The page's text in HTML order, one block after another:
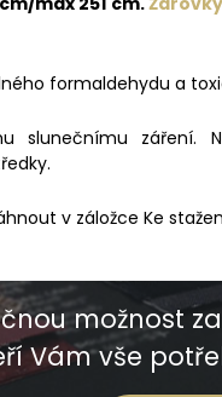
formaldehydu a
slunečnímu záření.
v záložce Ke
možnost
Vám vše